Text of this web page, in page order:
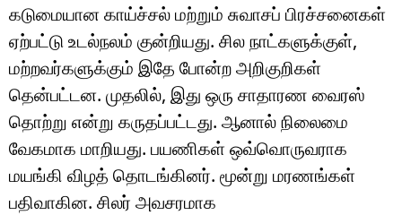
கடுமையான காய்ச்சல் மற்றும் சுவாசப் பிரச்சனைகள்
ஏற்பட்டு உடல்நலம் குன்றியது. சில நாட்களுக்குள்,
மற்றவர்களுக்கும் இதே போன்ற அறிகுறிகள்
தென்பட்டன. முதலில், இது ஒரு சாதாரண வைரஸ்
தொற்று என்று கருதப்பட்டது. ஆனால் நிலைமை
வேகமாக மாறியது. பயணிகள் ஒவ்வொருவராக
மயங்கி விழத் தொடங்கினர். மூன்று மரணங்கள்
பதிவாகின. சிலர் அவசரமாக